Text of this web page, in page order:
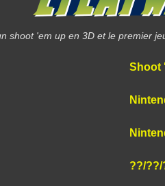
shoot 'em up en 3D et le premier
Shoot
??/